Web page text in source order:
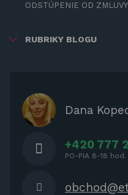
ODSTÚPENIE OD ZMLUVY
RUBRIKY BLOGU
OCHRANNÉ KRYTY PRE
ZÁHRADNÝ NÁBYTOK
Dana
+420 777
PO-PIA 8-18 hod.